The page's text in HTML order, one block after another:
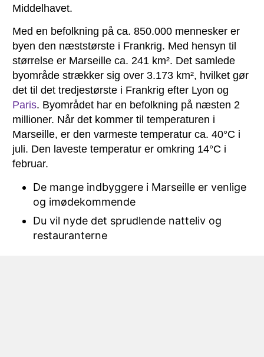
Middelhavet.
Med en befolkning på ca. 850.000 mennesker er
byen den næststørste i Frankrig. Med hensyn til
størrelse er Marseille ca. 241 km². Det samlede
byområde strækker sig over 3.173 km², hvilket gør
det til det tredjestørste i Frankrig efter Lyon og
Paris. Byområdet har en befolkning på næsten 2
millioner. Når det kommer til temperaturen i
Marseille, er den varmeste temperatur ca. 40°C i
juli. Den laveste temperatur er omkring 14°C i
februar.
De mange indbyggere i Marseille er venlige
og imødekommende
Du vil nyde det sprudlende natteliv og
restauranterne